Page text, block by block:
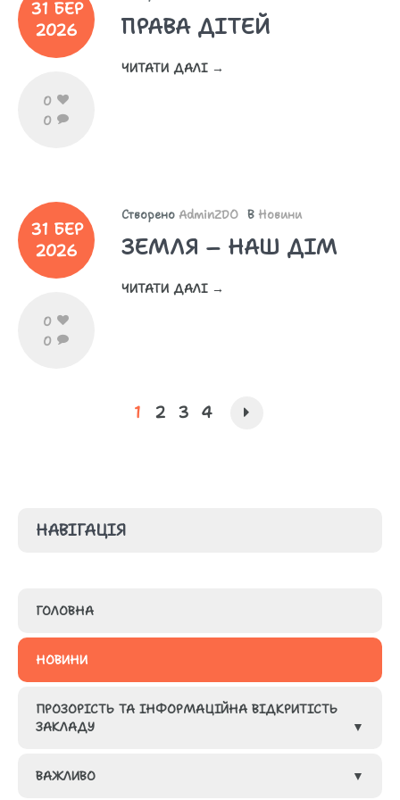
31 БЕР
2026
0
0
ПРАВА ДІТЕЙ
ЧИТАТИ ДАЛІ →
31 БЕР
2026
0
0
Створено AdminZDO В Новини
ЗЕМЛЯ – НАШ ДІМ
ЧИТАТИ ДАЛІ →
1 2 3 4
НАВІГАЦІЯ
ГОЛОВНА
НОВИНИ
ПРОЗОРІСТЬ ТА ІНФОРМАЦІЙНА ВІДКРИТІСТЬ
ЗАКЛАДУ
ГРУПИ
ВАЖЛИВО